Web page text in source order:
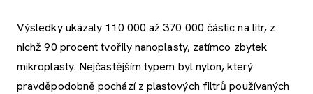
Výsledky ukázaly 110 000 až 370 000 částic na litr, z
nichž 90 procent tvořily nanoplasty, zatímco zbytek
mikroplasty. Nejčastějším typem byl nylon, který
pravděpodobně pochází z plastových filtrů používaných